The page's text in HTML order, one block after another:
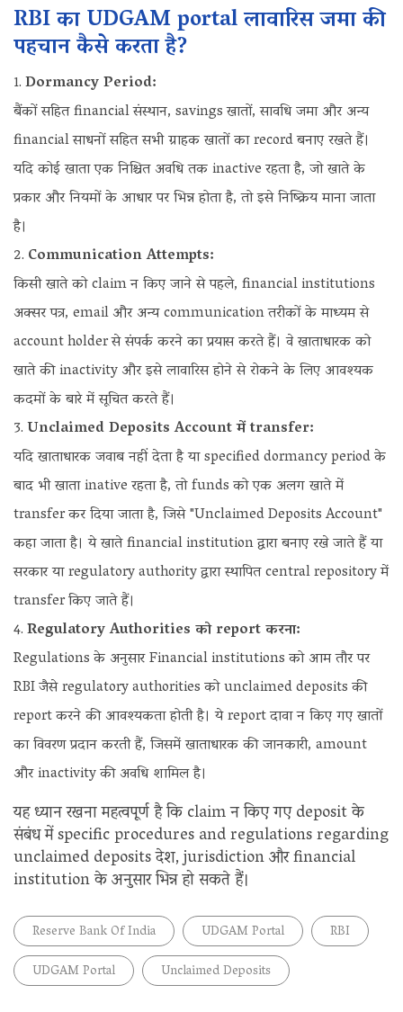
RBI का UDGAM portal लावारिस जमा की
पहचान कैसे करता है?
Dormancy Period:
बैंकों सहित financial संस्थान, savings खातों, सावधि जमा और अन्य
financial साधनों सहित सभी ग्राहक खातों का record बनाए रखते हैं।
यदि कोई खाता एक निश्चित अवधि तक inactive रहता है, जो खाते के
प्रकार और नियमों के आधार पर भिन्न होता है, तो इसे निष्क्रिय माना जाता
है।
Communication Attempts:
किसी खाते को claim न किए जाने से पहले, financial institutions
अक्सर पत्र, email और अन्य communication तरीकों के माध्यम से
account holder से संपर्क करने का प्रयास करते हैं। वे खाताधारक को
खाते की inactivity और इसे लावारिस होने से रोकने के लिए आवश्यक
कदमों के बारे में सूचित करते हैं।
Unclaimed Deposits Account में transfer:
यदि खाताधारक जवाब नहीं देता है या specified dormancy period के
बाद भी खाता inative रहता है, तो funds को एक अलग खाते में
transfer कर दिया जाता है, जिसे "Unclaimed Deposits Account"
कहा जाता है। ये खाते financial institution द्वारा बनाए रखे जाते हैं या
सरकार या regulatory authority द्वारा स्थापित central repository में
transfer किए जाते हैं।
Regulatory Authorities को report करना:
Regulations के अनुसार Financial institutions को आम तौर पर
RBI जैसे regulatory authorities को unclaimed deposits की
report करने की आवश्यकता होती है। ये report दावा न किए गए खातों
का विवरण प्रदान करती हैं, जिसमें खाताधारक की जानकारी, amount
और inactivity की अवधि शामिल है।
यह ध्यान रखना महत्वपूर्ण है कि claim न किए गए deposit के
संबंध में specific procedures and regulations regarding
unclaimed deposits देश, jurisdiction और financial
institution के अनुसार भिन्न हो सकते हैं।
Reserve Bank Of India UDGAM Portal
RBI
UDGAM Portal
Unclaimed Deposits